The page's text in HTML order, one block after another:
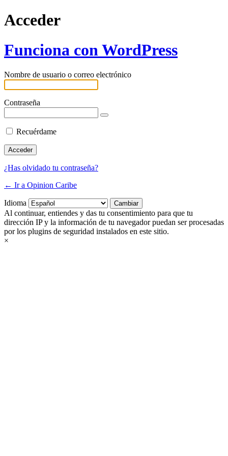
Acceder
Funciona con WordPress
Nombre de usuario o correo electrónico
Contraseña
Recuérdame
¿Has olvidado tu contraseña?
← Ir a Opinion Caribe
Idioma
Al continuar, entiendes y das tu consentimiento para que tu
dirección IP y la información de tu navegador puedan ser procesadas
por los plugins de seguridad instalados en este sitio.
×